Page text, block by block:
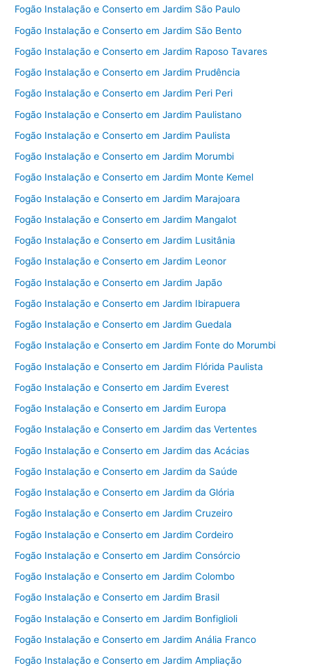
Fogão Instalação e Conserto em Jardim São Paulo
Fogão Instalação e Conserto em Jardim São Bento
Fogão Instalação e Conserto em Jardim Raposo Tavares
Fogão Instalação e Conserto em Jardim Prudência
Fogão Instalação e Conserto em Jardim Peri Peri
Fogão Instalação e Conserto em Jardim Paulistano
Fogão Instalação e Conserto em Jardim Paulista
Fogão Instalação e Conserto em Jardim Morumbi
Fogão Instalação e Conserto em Jardim Monte Kemel
Fogão Instalação e Conserto em Jardim Marajoara
Fogão Instalação e Conserto em Jardim Mangalot
Fogão Instalação e Conserto em Jardim Lusitânia
Fogão Instalação e Conserto em Jardim Leonor
Fogão Instalação e Conserto em Jardim Japão
Fogão Instalação e Conserto em Jardim Ibirapuera
Fogão Instalação e Conserto em Jardim Guedala
Fogão Instalação e Conserto em Jardim Fonte do Morumbi
Fogão Instalação e Conserto em Jardim Flórida Paulista
Fogão Instalação e Conserto em Jardim Everest
Fogão Instalação e Conserto em Jardim Europa
Fogão Instalação e Conserto em Jardim das Vertentes
Fogão Instalação e Conserto em Jardim das Acácias
Fogão Instalação e Conserto em Jardim da Saúde
Fogão Instalação e Conserto em Jardim da Glória
Fogão Instalação e Conserto em Jardim Cruzeiro
Fogão Instalação e Conserto em Jardim Cordeiro
Fogão Instalação e Conserto em Jardim Consórcio
Fogão Instalação e Conserto em Jardim Colombo
Fogão Instalação e Conserto em Jardim Brasil
Fogão Instalação e Conserto em Jardim Bonfiglioli
Fogão Instalação e Conserto em Jardim Anália Franco
Fogão Instalação e Conserto em Jardim Ampliação